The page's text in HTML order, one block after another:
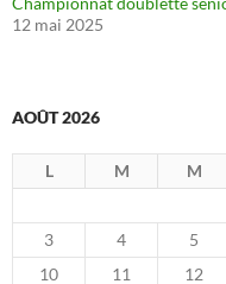
12 mai 2025
AOÛT 2026
L M M
3
4 5
10
11 12